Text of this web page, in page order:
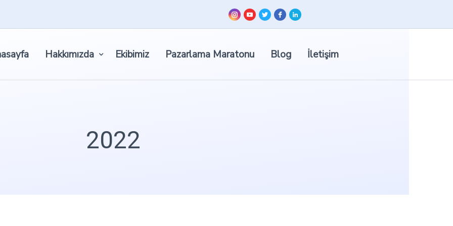
Hakkımızda Ekibimiz Pazarlama Maratonu Blog İletişim
2022